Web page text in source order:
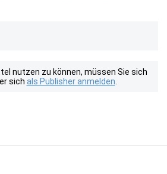
nutzen zu können, müssen Sie sich
sich als Publisher anmelden